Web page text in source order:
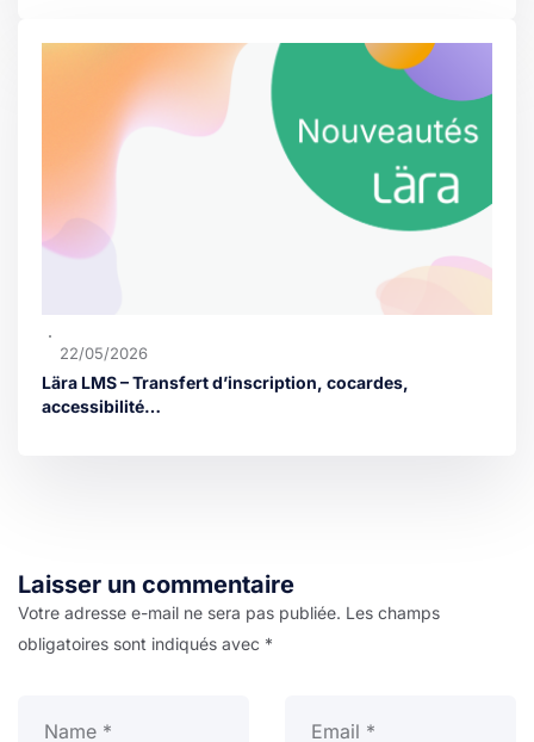
22/05/2026
Lära LMS – Transfert d’inscription, cocardes,
accessibilité…
Laisser un commentaire
Votre adresse e-mail ne sera pas publiée. Les champs
obligatoires sont indiqués avec *